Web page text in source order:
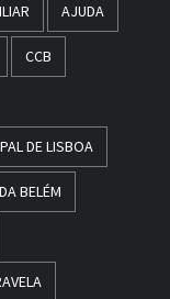
AJUDA
CCB
DE LISBOA
BELÉM